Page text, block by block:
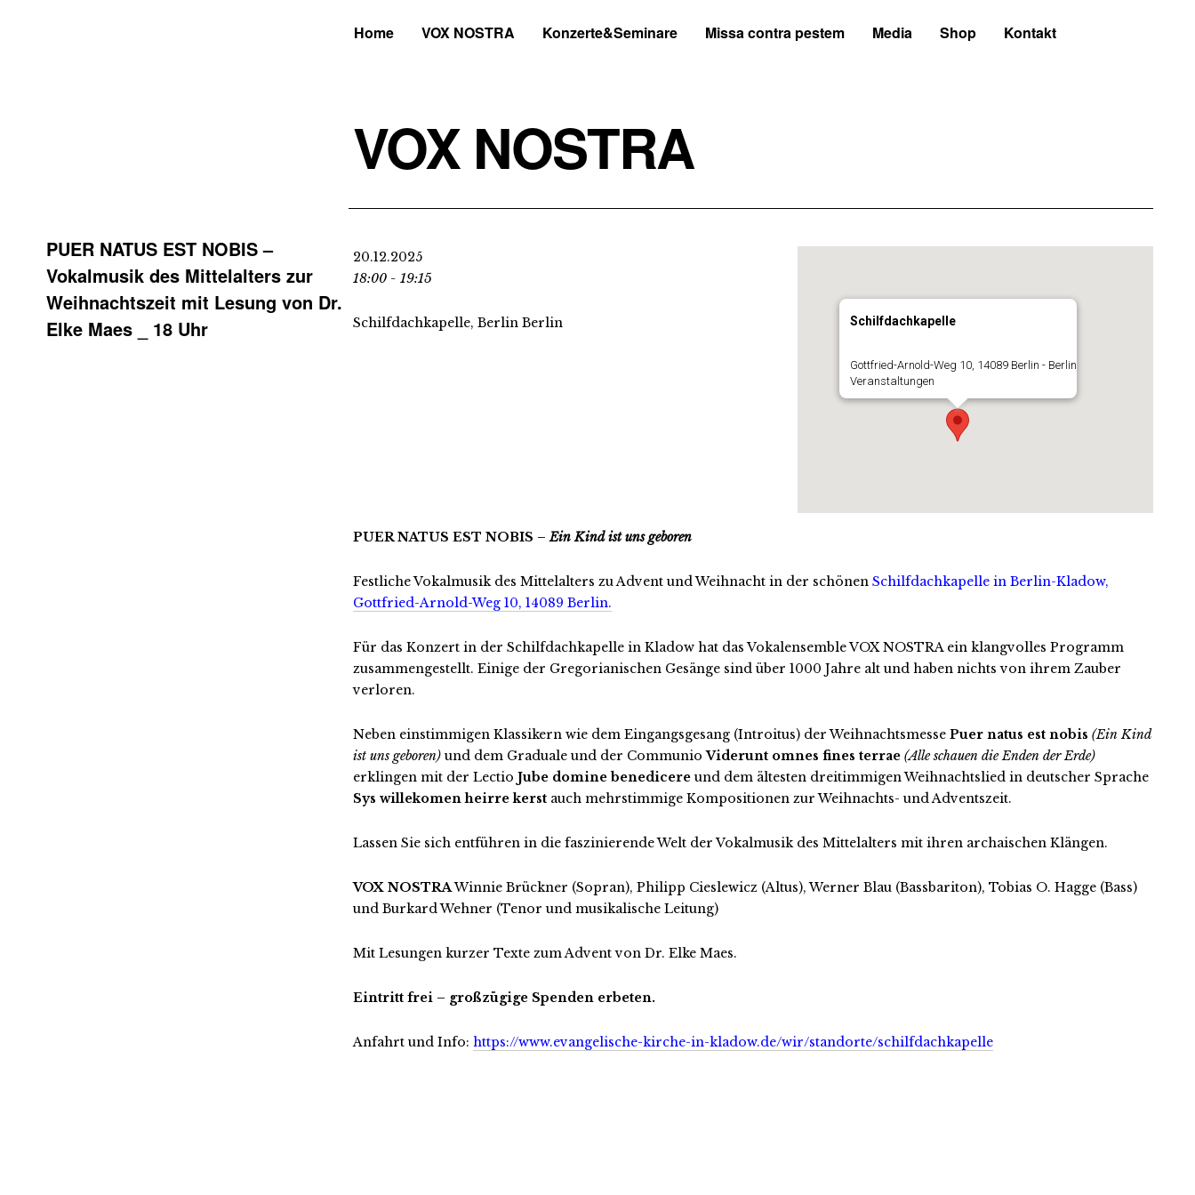
Home VOX NOSTRA Konzerte&Seminare Missa contra pestem Media Shop Kontakt
VOX NOSTRA
PUER NATUS EST NOBIS –
Vokalmusik des Mittelalters zur
Weihnachtszeit mit Lesung von Dr.
Elke Maes _ 18 Uhr
Schilfdachkapelle
Gottfried-Arnold-Weg 10, 14089 Berlin - Berlin
Veranstaltungen
20.12.2025
18:00 - 19:15
Schilfdachkapelle, Berlin Berlin
PUER NATUS EST NOBIS –Ein Kind ist uns geboren
Festliche Vokalmusik des Mittelalters zu Advent und Weihnacht in der schönen Schilfdachkapelle in Berlin-Kladow,
Gottfried-Arnold-Weg 10, 14089 Berlin.
Für das Konzert in der Schilfdachkapelle in Kladow hat das Vokalensemble VOX NOSTRA ein klangvolles Programm
zusammengestellt. Einige der Gregorianischen Gesänge sind über 1000 Jahre alt und haben nichts von ihrem Zauber
verloren.
Neben einstimmigen Klassikern wie dem Eingangsgesang (Introitus) der Weihnachtsmesse Puer natus est nobis (Ein Kind
ist uns geboren) und dem Graduale und der CommunioViderunt omnes fines terrae (Alle schauen die Enden der Erde)
erklingen mit der Lectio Jube domine benedicere und dem ältesten dreitimmigen Weihnachtslied in deutscher Sprache
Sys willekomen heirre kerst auch mehrstimmige Kompositionen zur Weihnachts- und Adventszeit.
Lassen Sie sich entführen in die faszinierende Welt der Vokalmusik des Mittelalters mit ihren archaischen Klängen.
VOX NOSTRAWinnie Brückner (Sopran), Philipp Cieslewicz (Altus), Werner Blau (Bassbariton), Tobias O. Hagge (Bass)
und Burkard Wehner (Tenor und musikalische Leitung)
Mit Lesungen kurzer Texte zum Advent von Dr. Elke Maes.
Eintritt frei – großzügige Spenden erbeten.
Anfahrt und Info: https://www.evangelische-kirche-in-kladow.de/wir/standorte/schilfdachkapelle